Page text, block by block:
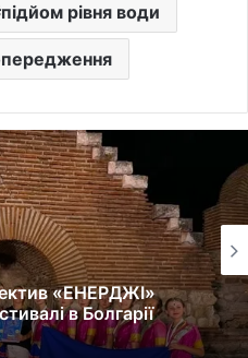
підйом рівня води
«ЕНЕРДЖІ»
в Болгарії